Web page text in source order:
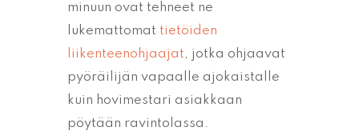
minuun ovat tehneet ne
lukemattomat tietöiden
liikenteenohjaajat, jotka ohjaavat
pyöräilijän vapaalle ajokaistalle
kuin hovimestari asiakkaan
pöytään ravintolassa.